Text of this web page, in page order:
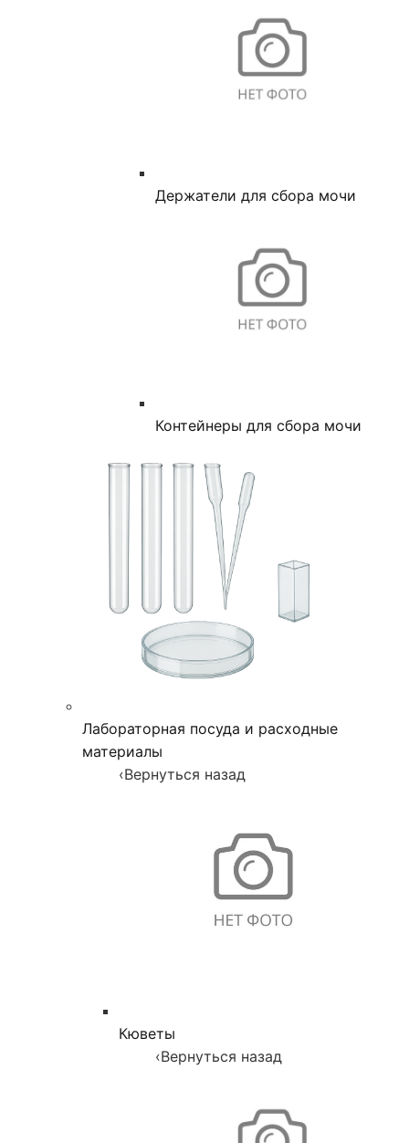
Держатели для сбора мочи
Контейнеры для сбора мочи
Лабораторная посуда и расходные
материалы
‹Вернуться назад
Кюветы
‹Вернуться назад